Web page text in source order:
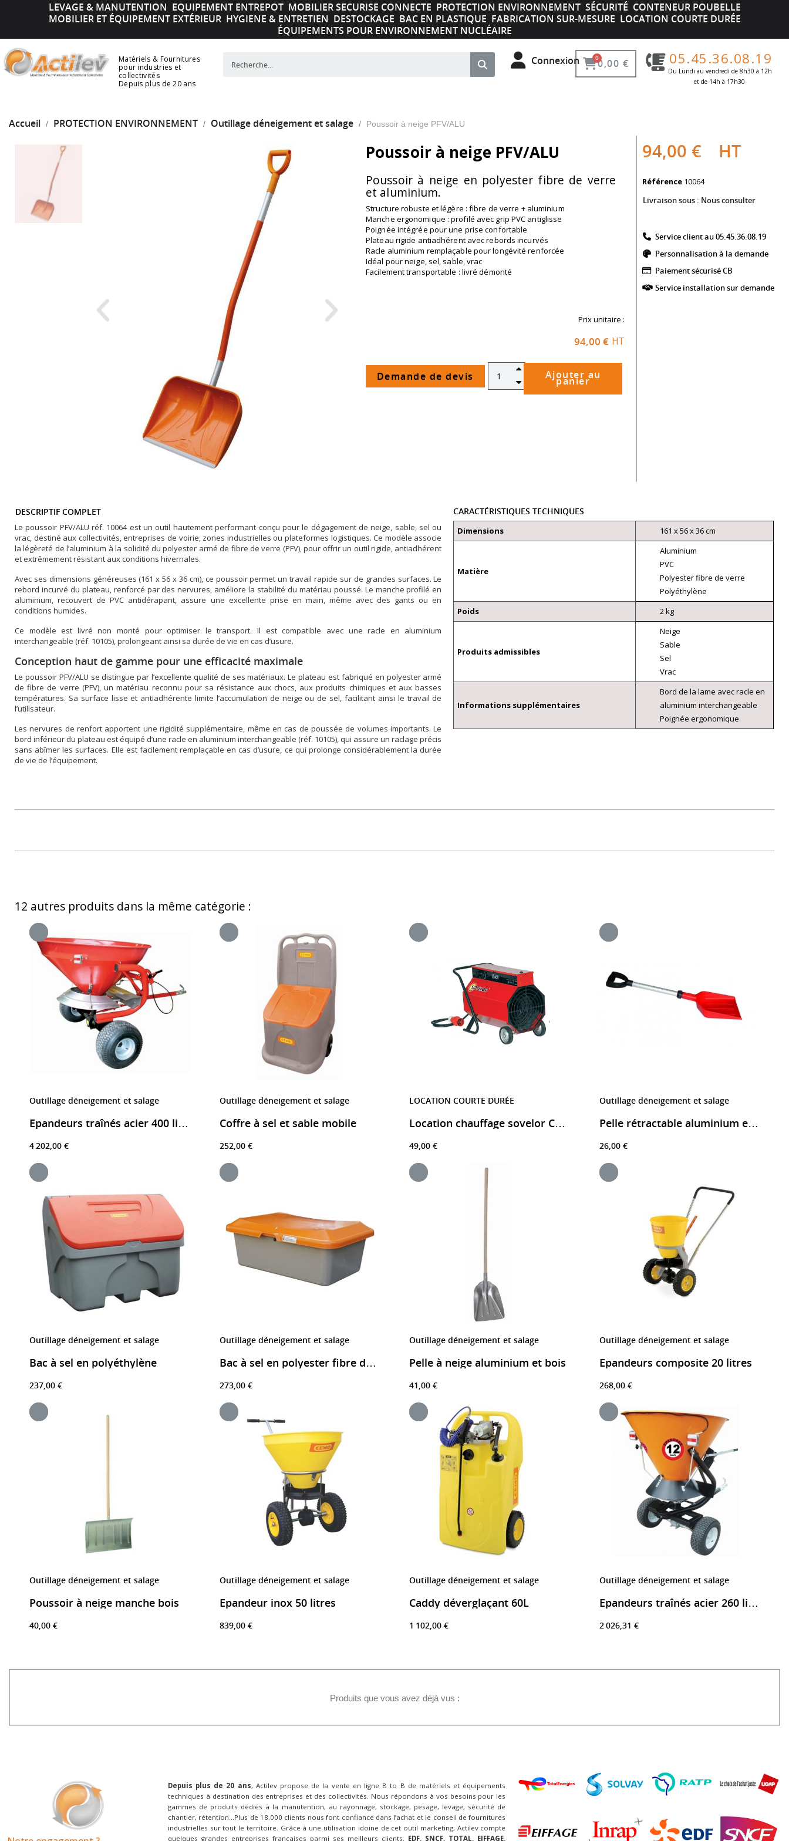
LEVAGE & MANUTENTION EQUIPEMENT ENTREPOT MOBILIER SECURISE CONNECTE PROTECTION ENVIRONNEMENT SÉCURITÉ CONTENEUR POUBELLE
MOBILIER ET ÉQUIPEMENT EXTÉRIEUR HYGIENE & ENTRETIEN DESTOCKAGE BAC EN PLASTIQUE FABRICATION SUR-MESURE LOCATION COURTE DURÉE
ÉQUIPEMENTS POUR ENVIRONNEMENT NUCLÉAIRE
Matériels & Fournitures
pour industries et
collectivités
Depuis plus de 20 ans
Connexion 0,00 € 05.45.36.08.19
Du Lundi au vendredi de 8h30 à 12h
et de 14h à 17h30 ​
Accueil PROTECTION ENVIRONNEMENT Outillage déneigement et salage Poussoir à neige PFV/ALU
Poussoir à neige PFV/ALU
Poussoir à neige en polyester fibre de verre
et aluminium.
Structure robuste et légère : fibre de verre + aluminium
Manche ergonomique : profilé avec grip PVC antiglisse
Poignée intégrée pour une prise confortable
Plateau rigide antiadhérent avec rebords incurvés
Racle aluminium remplaçable pour longévité renforcée
Idéal pour neige, sel, sable, vrac
Facilement transportable : livré démonté
Prix unitaire :
94,00 € HT
Demande de devis Ajouter au
panier
94,00 € HT
Référence 10064
Livraison sous : Nous consulter
Service client au 05.45.36.08.19​
Personnalisation à la demande
Paiement sécurisé CB​
Service installation sur demande
DESCRIPTIF COMPLET
Le poussoir PFV/ALU réf. 10064 est un outil hautement performant conçu pour le dégagement de neige, sable, sel ou
vrac, destiné aux collectivités, entreprises de voirie, zones industrielles ou plateformes logistiques. Ce modèle associe
la légèreté de l’aluminium à la solidité du polyester armé de fibre de verre (PFV), pour offrir un outil rigide, antiadhérent
et extrêmement résistant aux conditions hivernales.
Avec ses dimensions généreuses (161 x 56 x 36 cm), ce poussoir permet un travail rapide sur de grandes surfaces. Le
rebord incurvé du plateau, renforcé par des nervures, améliore la stabilité du matériau poussé. Le manche profilé en
aluminium, recouvert de PVC antidérapant, assure une excellente prise en main, même avec des gants ou en
conditions humides.
Ce modèle est livré non monté pour optimiser le transport. Il est compatible avec une racle en aluminium
interchangeable (réf. 10105), prolongeant ainsi sa durée de vie en cas d’usure.
Conception haut de gamme pour une efficacité maximale
Le poussoir PFV/ALU se distingue par l’excellente qualité de ses matériaux. Le plateau est fabriqué en polyester armé
de fibre de verre (PFV), un matériau reconnu pour sa résistance aux chocs, aux produits chimiques et aux basses
températures. Sa surface lisse et antiadhérente limite l’accumulation de neige ou de sel, facilitant ainsi le travail de
l’utilisateur.
Les nervures de renfort apportent une rigidité supplémentaire, même en cas de poussée de volumes importants. Le
bord inférieur du plateau est équipé d’une racle en aluminium interchangeable (réf. 10105), qui assure un raclage précis
sans abîmer les surfaces. Elle est facilement remplaçable en cas d’usure, ce qui prolonge considérablement la durée
de vie de l’équipement.
CARACTÉRISTIQUES TECHNIQUES
Dimensions 161 x 56 x 36 cm
Matière
Aluminium
PVC
Polyester fibre de verre
Polyéthylène
Poids
2 kg
Produits admissibles
Neige
Sable
Sel
Vrac
Informations supplémentaires
Bord de la lame avec racle en
aluminium interchangeable
Poignée ergonomique
12 autres produits dans la même catégorie :
Outillage déneigement et salage
Epandeurs traînés acier 400 litres
4 202,00 €
Outillage déneigement et salage
Coffre à sel et sable mobile
252,00 €
LOCATION COURTE DURÉE
Location chauffage sovelor C15 électrique
49,00 €
Outillage déneigement et salage
Pelle rétractable aluminium et polyéthylène
26,00 €
Outillage déneigement et salage
Bac à sel en polyéthylène
237,00 €
Outillage déneigement et salage
Bac à sel en polyester fibre de verre PLUS3
273,00 €
Outillage déneigement et salage
Pelle à neige aluminium et bois
41,00 €
Outillage déneigement et salage
Epandeurs composite 20 litres
268,00 €
Outillage déneigement et salage
Poussoir à neige manche bois
40,00 €
Outillage déneigement et salage
Epandeur inox 50 litres
839,00 €
Outillage déneigement et salage
Caddy déverglaçant 60L
1 102,00 €
Outillage déneigement et salage
Epandeurs traînés acier 260 litres
2 026,31 €
Produits que vous avez déjà vus :
Depuis plus de 20 ans, Actilev propose de la vente en ligne B to B de matériels et équipements
techniques à destination des entreprises et des collectivités. Nous répondons à vos besoins pour les
gammes de produits dédiés à la manutention, au rayonnage, stockage, pesage, levage, sécurité de
chantier, rétention...Plus de 18.000 clients nous font confiance dans l’achat et le conseil de fournitures
industrielles sur tout le territoire. Grâce à une utilisation idoine de cet outil marketing, Actilev compte
quelques grandes entreprises françaises parmi ses meilleurs clients. EDF, SNCF, TOTAL, EIFFAGE,